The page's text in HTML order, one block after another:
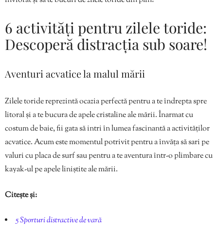
6 activități pentru zilele toride:
Descoperă distracția sub soare!
Aventuri acvatice la malul mării
Zilele toride reprezintă ocazia perfectă pentru a te îndrepta spre
litoral și a te bucura de apele cristaline ale mării. Înarmat cu
costum de baie, fii gata să intri în lumea fascinantă a activităților
acvatice. Acum este momentul potrivit pentru a învăța să sari pe
valuri cu placa de surf sau pentru a te aventura într-o plimbare cu
kayak-ul pe apele liniștite ale mării.
Citește și:
5 Sporturi distractive de vară